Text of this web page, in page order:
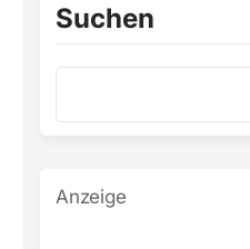
Suchen
Anzeige